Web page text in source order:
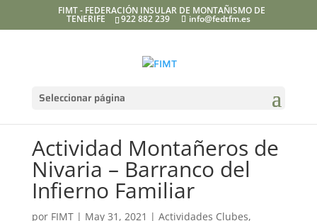
FIMT - FEDERACIÓN INSULAR DE MONTAÑISMO DE
TENERIFE 922 882 239 info@fedtfm.es
Seleccionar página
Actividad Montañeros de
Nivaria – Barranco del
Infierno Familiar
por FIMT| May 31, 2021 | Actividades Clubes,